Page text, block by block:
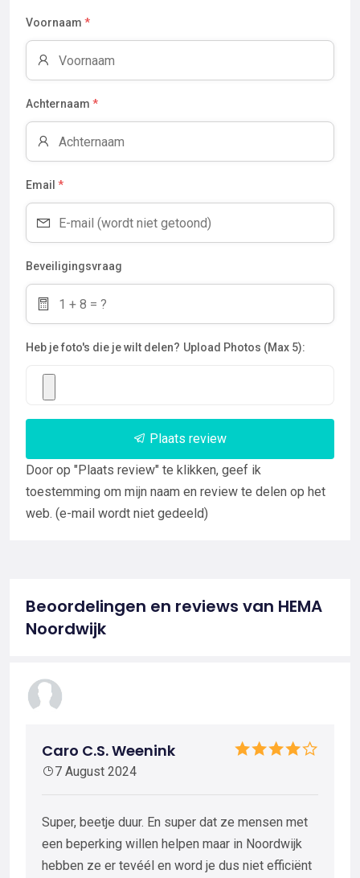
Voornaam *
Achternaam *
Email *
Beveiligingsvraag
Heb je foto's die je wilt delen? Upload Photos (Max 5):
Plaats review
Door op "Plaats review" te klikken, geef ik
toestemming om mijn naam en review te delen op het
web. (e-mail wordt niet gedeeld)
Beoordelingen en reviews van HEMA
Noordwijk
Caro C.S. Weenink
7 August 2024
Super, beetje duur. En super dat ze mensen met
een beperking willen helpen maar in Noordwijk
hebben ze er tevéél en word je dus niet efficiënt